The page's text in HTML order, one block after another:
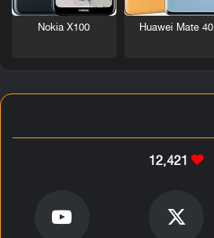
Huawei Mate 40
Nokia X100
12٬421